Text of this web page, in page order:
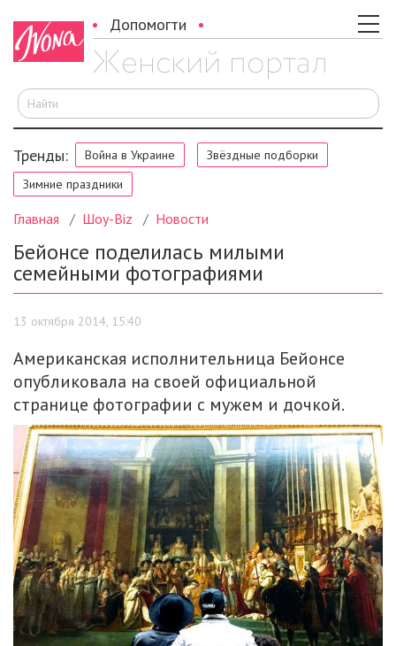
Допомогти
Тренды: Война в Украине
Звёздные подборки
Зимние праздники
Главная Шоу-Biz Новости
Бейонсе поделилась милыми
семейными фотографиями
13 октября 2014, 15:40
Американская исполнительница Бейонсе
опубликовала на своей официальной
странице фотографии с мужем и дочкой.